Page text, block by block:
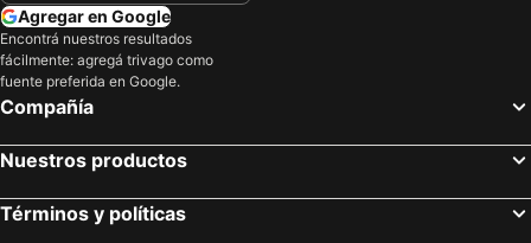
Agregar en Google
Encontrá nuestros resultados
fácilmente: agregá trivago como
fuente preferida en Google.
Compañía
Nuestros productos
Términos y políticas